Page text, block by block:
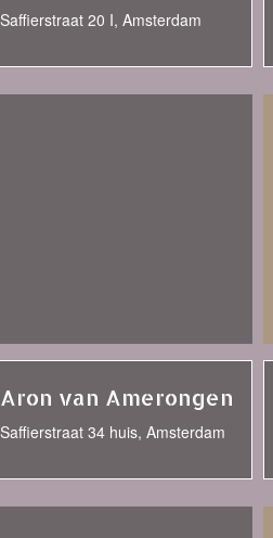
Saffierstraat 20 I, Amsterdam
Aron van Amerongen
Saffierstraat 34 huis, Amsterdam